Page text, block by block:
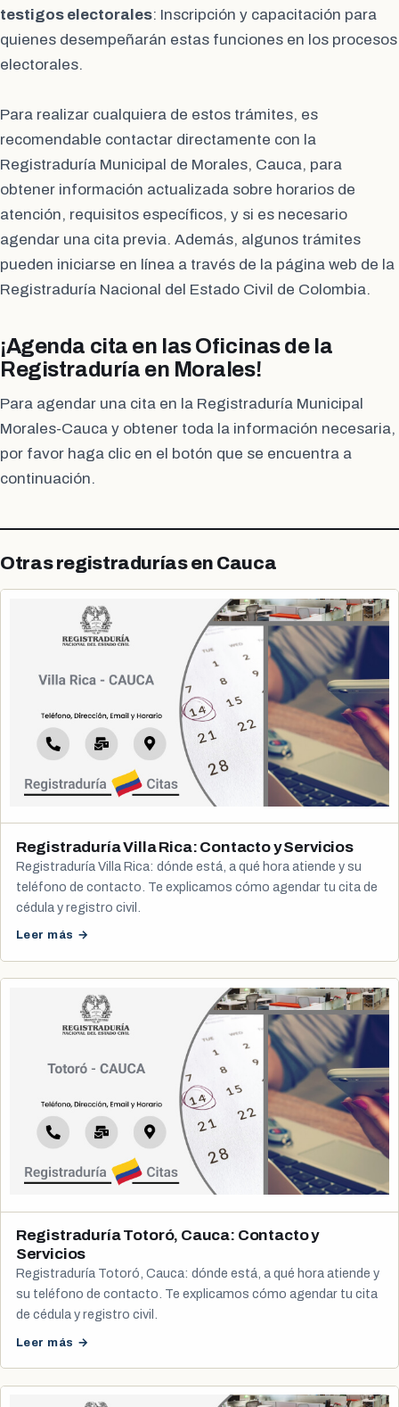
testigos electorales: Inscripción y capacitación para
quienes desempeñarán estas funciones en los procesos
electorales.
Para realizar cualquiera de estos trámites, es
recomendable contactar directamente con la
Registraduría Municipal de Morales, Cauca, para
obtener información actualizada sobre horarios de
atención, requisitos específicos, y si es necesario
agendar una cita previa. Además, algunos trámites
pueden iniciarse en línea a través de la página web de la
Registraduría Nacional del Estado Civil de Colombia.
¡Agenda cita en las Oficinas de la
Registraduría en Morales!
Para agendar una cita en la Registraduría Municipal
Morales-Cauca y obtener toda la información necesaria,
por favor haga clic en el botón que se encuentra a
continuación.
Otras registradurías en Cauca
Registraduría Villa Rica: Contacto y Servicios
Registraduría Villa Rica: dónde está, a qué hora atiende y su
teléfono de contacto. Te explicamos cómo agendar tu cita de
cédula y registro civil.
Leer más →
Registraduría Totoró, Cauca: Contacto y
Servicios
Registraduría Totoró, Cauca: dónde está, a qué hora atiende y
su teléfono de contacto. Te explicamos cómo agendar tu cita
de cédula y registro civil.
Leer más →